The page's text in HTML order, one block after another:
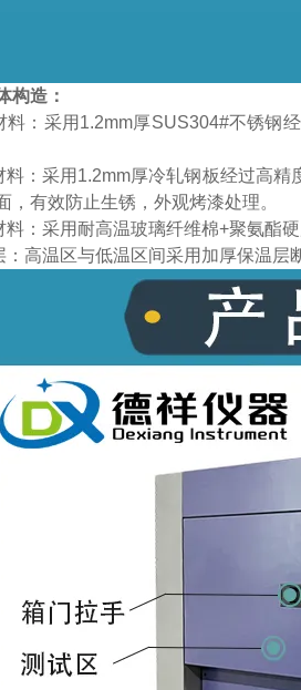
构造：
料：采用1.2mm厚SUS304#不锈钢
料：采用1.2mm厚冷轧钢板经过高
，有效防止生锈，外观烤漆处理。
料：采用耐高温玻璃纤维棉+聚氨酯
：高温区与低温区间采用加厚保温层